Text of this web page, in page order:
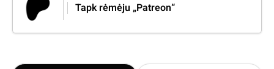
Tapk rėmėju „Patreon“